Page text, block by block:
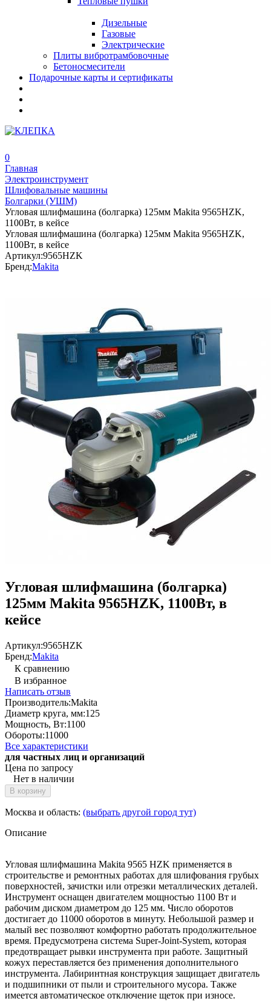
Дизельные
Газовые
Электрические
Плиты вибротрамбовочные
Бетоносмесители
Подарочные карты и сертификаты
0
Главная
Электроинструмент
Шлифовальные машины
Болгарки (УШМ)
Угловая шлифмашина (болгарка) 125мм Makita 9565HZK,
1100Вт, в кейсе
Угловая шлифмашина (болгарка) 125мм Makita 9565HZK,
1100Вт, в кейсе
Артикул:9565HZK
Бренд:Makita
Угловая шлифмашина (болгарка)
125мм Makita 9565HZK, 1100Вт, в
кейсе
Артикул:9565HZK
Бренд:Makita
К сравнению
В избранное
Написать отзыв
Производитель:Makita
Диаметр круга, мм:125
Мощность, Вт:1100
Обороты:11000
Все характеристики
для частных лиц и организаций
Цена по запросу
Нет в наличии
В корзину
Москва и область: (выбрать другой город тут)
Описание
Угловая шлифмашина Makita 9565 HZK применяется в
строительстве и ремонтных работах для шлифования грубых
поверхностей, зачистки или отрезки металлических деталей.
Инструмент оснащен двигателем мощностью 1100 Вт и
рабочим диском диаметром до 125 мм. Число оборотов
достигает до 11000 оборотов в минуту. Небольшой размер и
малый вес позволяют комфортно работать продолжительное
время. Предусмотрена система Super-Joint-System, которая
предотвращает рывки инструмента при работе. Защитный
кожух переставляется без применения дополнительного
инструмента. Лабиринтная конструкция защищает двигатель
и подшипники от пыли и строительного мусора. Также
имеется автоматическое отключение щеток при износе.